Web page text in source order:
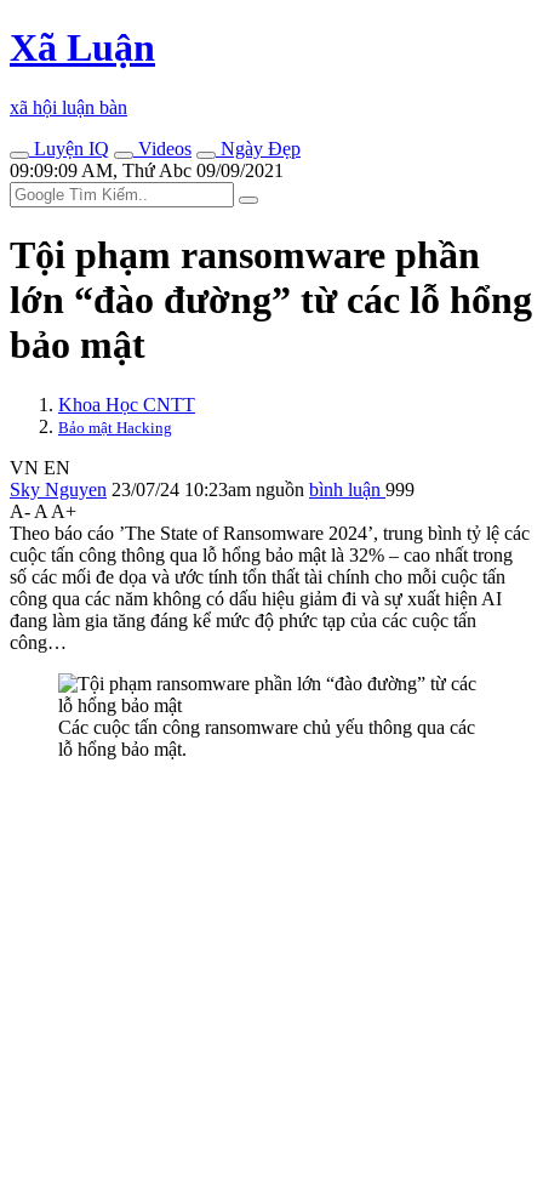
Xã Luận
xã hội luận bàn
Luyện IQ
Videos
Ngày Đẹp
09:09:09 AM, Thứ Abc 09/09/2021
Tội phạm ransomware phần
lớn “đào đường” từ các lỗ hổng
bảo mật
Khoa Học CNTT
Bảo mật Hacking
VN EN
Sky Nguyen 23/07/24 10:23am nguồn bình luận 999
A- A A+
Theo báo cáo ’The State of Ransomware 2024’, trung bình tỷ lệ các
cuộc tấn công thông qua lỗ hổng bảo mật là 32% – cao nhất trong
số các mối đe dọa và ước tính tổn thất tài chính cho mỗi cuộc tấn
công qua các năm không có dấu hiệu giảm đi và sự xuất hiện AI
đang làm gia tăng đáng kể mức độ phức tạp của các cuộc tấn
công…
Các cuộc tấn công ransomware chủ yếu thông qua các
lỗ hổng bảo mật.